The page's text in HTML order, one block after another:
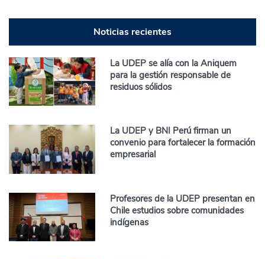
Noticias recientes
La UDEP se alía con la Aniquem
para la gestión responsable de
residuos sólidos
La UDEP y BNI Perú firman un
convenio para fortalecer la formación
empresarial
Profesores de la UDEP presentan en
Chile estudios sobre comunidades
indígenas